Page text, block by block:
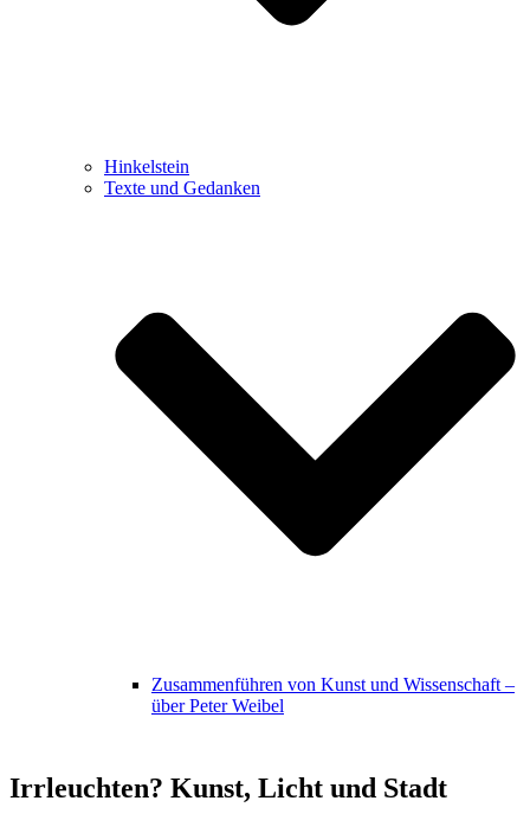
Hinkelstein
Texte und Gedanken
Zusammenführen von Kunst und Wissenschaft –
über Peter Weibel
Irrleuchten? Kunst, Licht und Stadt